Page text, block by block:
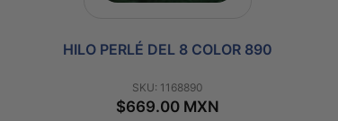
HILO PERLÉ DEL 8 COLOR 890
SKU: 1168890
$669.00 MXN